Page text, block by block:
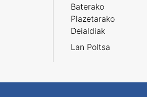
Baterako
Plazetarako
Deialdiak
Lan Poltsa